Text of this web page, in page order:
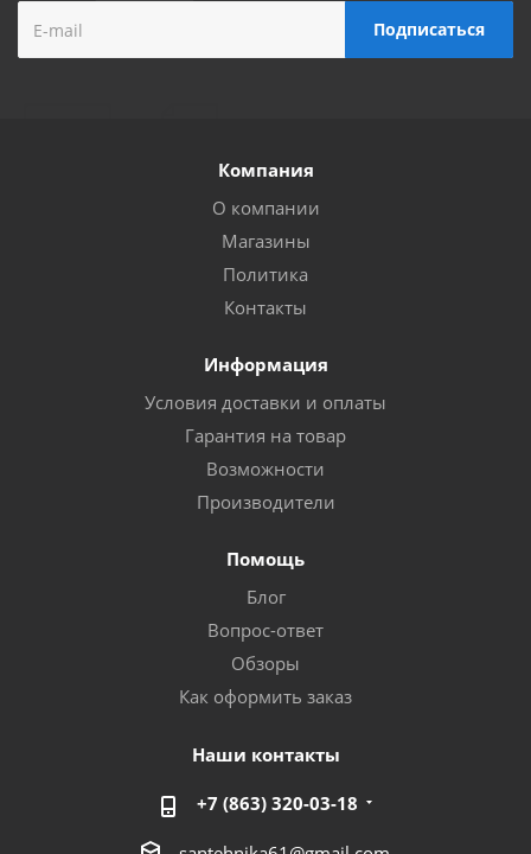
Компания
О компании
Магазины
Политика
Контакты
Информация
Условия доставки и оплаты
Гарантия на товар
Возможности
Производители
Помощь
Блог
Вопрос-ответ
Обзоры
Как оформить заказ
Наши контакты
+7 (863) 320-03-18